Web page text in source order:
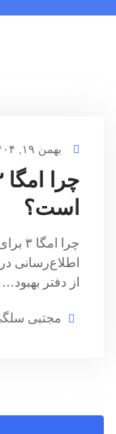
بهمن ۱۹, ۱۴۰۴
است؟
چرا
اطلاع‌رسانی
از دفتر بهبود…
مجتبی